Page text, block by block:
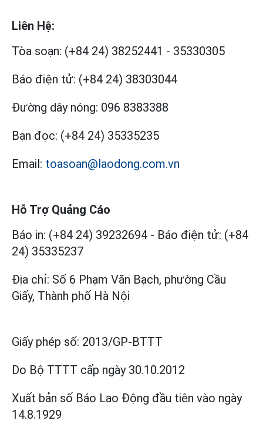
Liên Hệ:
Tòa soạn: (+84 24) 38252441 - 35330305
Báo điện tử: (+84 24) 38303044
Đường dây nóng: 096 8383388
Bạn đọc: (+84 24) 35335235
Email: toasoan@laodong.com.vn
Hỗ Trợ Quảng Cáo
Báo in: (+84 24) 39232694 - Báo điện tử: (+84
24) 35335237
Địa chỉ: Số 6 Phạm Văn Bạch, phường Cầu
Giấy, Thành phố Hà Nội
Giấy phép số: 2013/GP-BTTT
Do Bộ TTTT cấp ngày 30.10.2012
Xuất bản số Báo Lao Động đầu tiên vào ngày
14.8.1929